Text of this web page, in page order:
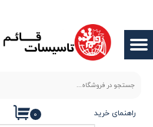
حساب کاربری من
تغییر گذر واژه
سفارشات
خروج از حساب کاربری
راهنمای خرید ۰